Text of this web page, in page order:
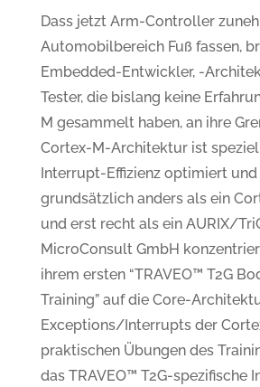
Dass jetzt Arm-Controller
Automobilbereich Fuß fassen,
Embedded-Entwickler, -
Tester, die bislang keine
M gesammelt haben, an ihre
Cortex-M-Architektur ist
Interrupt-Effizienz optimiert
grundsätzlich anders als ein
und erst recht als ein AURIX/
MicroConsult GmbH
ihrem ersten “TRAVEO™ T2G
Training” auf die Core-
Exceptions/Interrupts der
praktischen Übungen des
das TRAVEO™ T2G-spezifische